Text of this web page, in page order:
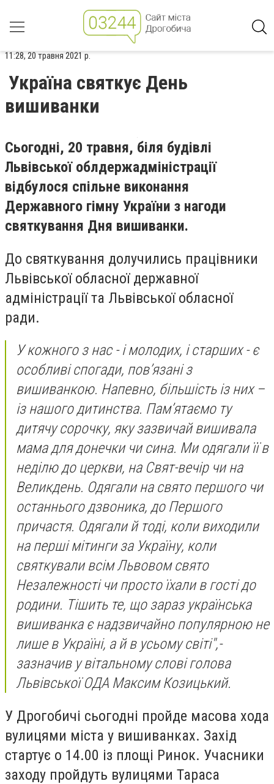
11:28, 20 травня 2021 р.
Україна святкує День
вишиванки
Сьогодні, 20 травня, біля будівлі
Львівської облдержадміністрації
відбулося спільне виконання
Державного гімну України з нагоди
святкування Дня вишиванки.
До святкування долучились працівники
Львівської обласної державної
адміністрації та Львівської обласної
ради.
У кожного з нас - і молодих, і старших - є
особливі спогади, пов’язані з
вишиванкою. Напевно, більшість із них –
із нашого дитинства. Пам’ятаємо ту
дитячу сорочку, яку зазвичай вишивала
мама для донечки чи сина. Ми одягали її в
неділю до церкви, на Свят-вечір чи на
Великдень. Одягали на свято першого чи
останнього дзвоника, до Першого
причастя. Одягали й тоді, коли виходили
на перші мітинги за Україну, коли
святкували всім Львовом свято
Незалежності чи просто їхали в гості до
родини. Тішить те, що зараз українська
вишиванка є надзвичайно популярною не
лише в Україні, а й в усьому світі",-
зазначив у вітальному слові голова
Львівської ОДА Максим Козицький.
У Дрогобичі сьогодні пройде масова хода
вулицями міста у вишиванках. Захід
стартує о 14.00 із площі Ринок. Учасники
заходу пройдуть вулицями Тараса